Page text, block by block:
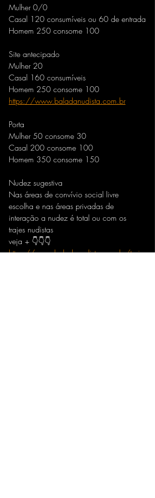
Mulher 0/0
Casal 120 consumíveis ou 60 de entrada
Homem 250 consome 100
Site antecipado
Mulher 20
Casal 160 consumíveis
Homem 250 consome 100
https://www.baladanudista.com.br
Porta
Mulher 50 consome 30
Casal 200 consome 100
Homem 350 consome 150
Nudez sugestiva
Nas áreas de convívio social livre
escolha e nas áreas privadas de
interação a nudez é total ou com os
trajes nudistas
veja + 👇👇👇
https://www.baladanudista.com.br/traje-